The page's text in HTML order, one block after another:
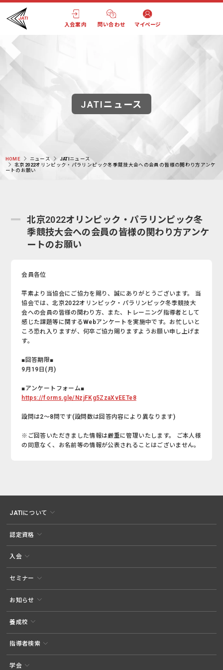
入会案内 問い合わせ マイページ
JATIニュース
HOME ニュース
JATIニュース
北京2022オリンピック・パラリンピック冬季競技大会への会員の皆様の関わり方アンケ
ートのお願い
北京2022オリンピック・パラリンピック冬
季競技大会への会員の皆様の関わり方アンケ
ートのお願い
会員各位
平素より当協会にご協力を賜り、誠にありがとうございます。 当
協会では、北京2022オリンピック・パラリンピック冬季競技大
会への会員の皆様の関わり方、また、トレーニング指導者として
感じた課題等に関するWebアンケートを実施中です。お忙しいと
ころ恐れ入りますが、何卒ご協力賜りますようお願い申し上げま
す。
■回答期限■
9月19日(月)
■アンケートフォーム■
https://forms.gle/NzjFKg5ZzaXvEETe8
設問は2～8問です(設問数は回答内容により異なります)
※ご回答いただきました情報は厳重に管理いたします。 ご本人様
の同意なく、お名前等の情報が公表されることはございません。
JATIについて
認定資格
入会
セミナー
お知らせ
養成校
指導者検索
学会